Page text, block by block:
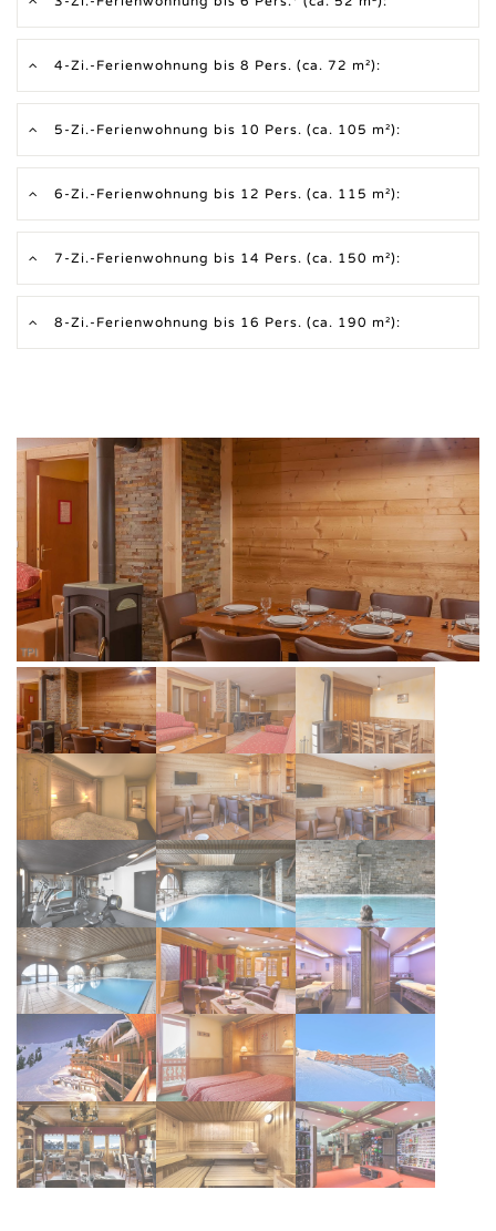
4-Zi.-Ferienwohnung bis 8 Pers. (ca. 72 m²):
5-Zi.-Ferienwohnung bis 10 Pers. (ca. 105 m²):
6-Zi.-Ferienwohnung bis 12 Pers. (ca. 115 m²):
7-Zi.-Ferienwohnung bis 14 Pers. (ca. 150 m²):
8-Zi.-Ferienwohnung bis 16 Pers. (ca. 190 m²):
TPI